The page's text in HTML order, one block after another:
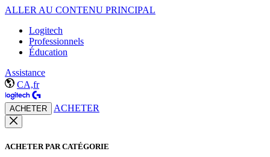
ALLER AU CONTENU PRINCIPAL
Logitech
Professionnels
Éducation
Assistance
CA,fr
ACHETER ACHETER
ACHETER PAR CATÉGORIE